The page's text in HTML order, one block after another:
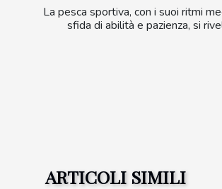
La pesca sportiva, con i suoi ritmi
sfida di abilità e pazienza, si
ARTICOLI SIMILI